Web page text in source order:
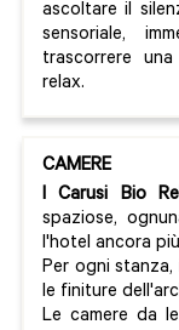
ascoltare il
sensoriale,
trascorrere
relax.
CAMERE
I Carusi Bio
spaziose,
l'hotel ancora
Per ogni
le finiture
Le camere da